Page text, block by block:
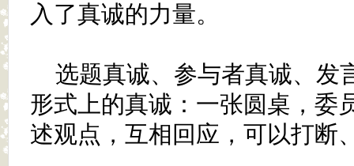
入了真诚的力量。
选题真诚、参与者真诚、发
形式上的真诚：一张圆桌，委
述观点，互相回应，可以打断